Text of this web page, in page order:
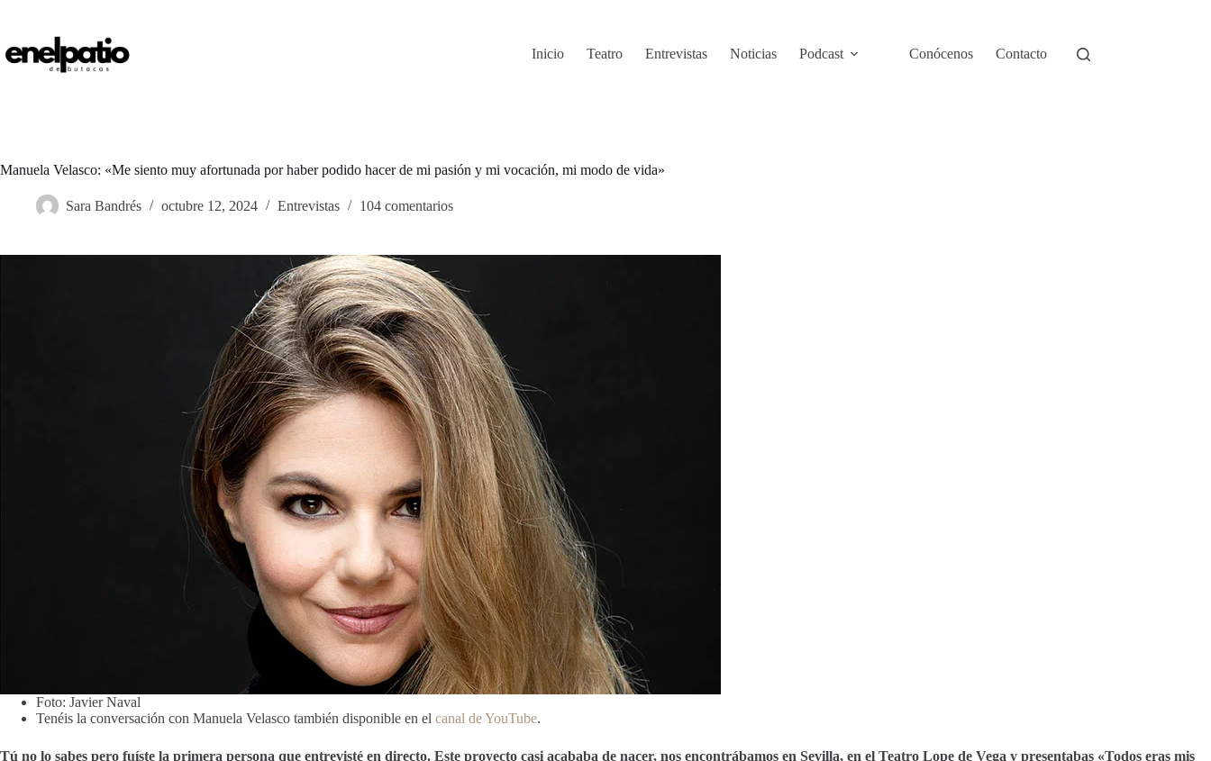
contenido
Inicio
Teatro Entrevistas Noticias Podcast Conócenos Contacto
Manuela Velasco: «Me siento muy afortunada por haber podido hacer de mi pasión y mi vocación, mi modo de vida»
Sara Bandrés octubre 12, 2024 Entrevistas 104 comentarios
Foto: Javier Naval
Tenéis la conversación con Manuela Velasco también disponible en el canal de YouTube.
Tú no lo sabes pero fuíste la primera persona que entrevisté en directo. Este proyecto casi acababa de nacer, nos encontrábamos en Sevilla, en el Teatro Lope de Vega y presentabas «Todos eras mis